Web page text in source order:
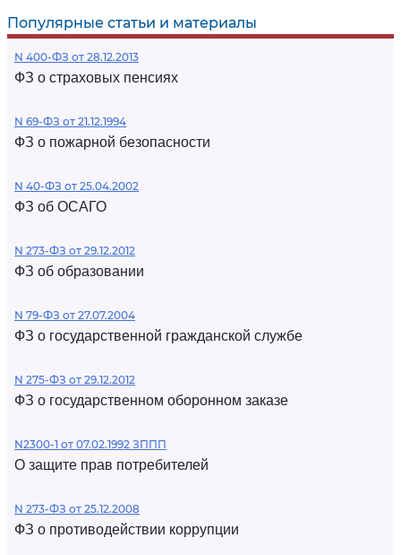
Популярные статьи и материалы
N 400-ФЗ от 28.12.2013
ФЗ о страховых пенсиях
N 69-ФЗ от 21.12.1994
ФЗ о пожарной безопасности
N 40-ФЗ от 25.04.2002
ФЗ об ОСАГО
N 273-ФЗ от 29.12.2012
ФЗ об образовании
N 79-ФЗ от 27.07.2004
ФЗ о государственной гражданской службе
N 275-ФЗ от 29.12.2012
ФЗ о государственном оборонном заказе
N2300-1 от 07.02.1992 ЗППП
О защите прав потребителей
N 273-ФЗ от 25.12.2008
ФЗ о противодействии коррупции